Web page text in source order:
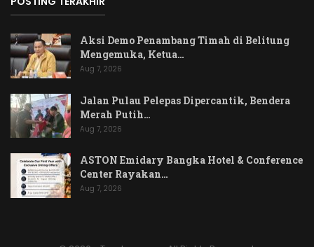
Aksi Demo Penambang Timah di Belitung
Mengemuka, Ketua…
Aug 7, 2026
Jalan Pulau Pelepas Dipercantik, Bendera
Merah Putih…
Aug 7, 2026
ASTON Emidary Bangka Hotel & Conference
Center Rayakan…
Aug 7, 2026